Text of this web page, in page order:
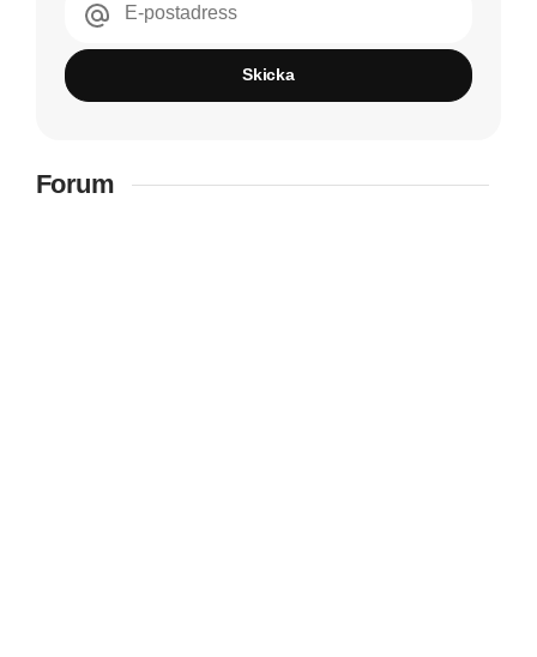
E-postadress
Skicka
Forum